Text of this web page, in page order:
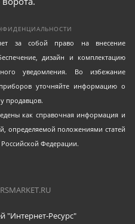
за собой право на внесение
дизайн и комплектацию
уведомления. Во избежание
уточняйте информацию о
продавцов.
как справочная информация и
определяемой положениями статей
Российской Федерации.
"Интернет-Ресурс"